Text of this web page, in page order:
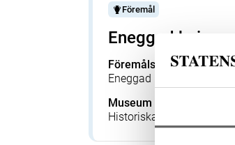
Föremål
Eneggad kniv
Föremålsbenämning
Eneggad kniv, Kniv
Museum
Historiska museet